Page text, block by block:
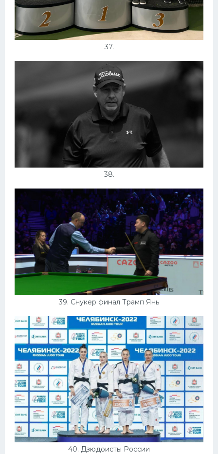
37.
38.
39. Снукер финал Трамп Янь
40. Дзюдоисты России